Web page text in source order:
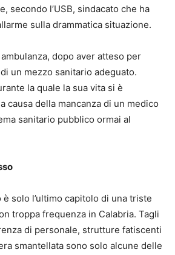
secondo l’USB, sindacato che ha
sulla drammatica situazione.
dopo aver atteso per
un mezzo sanitario adeguato.
la quale la sua vita si è
causa della mancanza di un medico
sanitario pubblico ormai al
solo l’ultimo capitolo di una triste
troppa frequenza in Calabria. Tagli
di personale, strutture fatiscenti
smantellata sono solo alcune delle